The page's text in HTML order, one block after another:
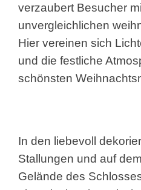
verzaubert Besucher
unvergleichlichen
Hier vereinen sich
und die festliche
schönsten
In den liebevoll
Stallungen und auf
Gelände des